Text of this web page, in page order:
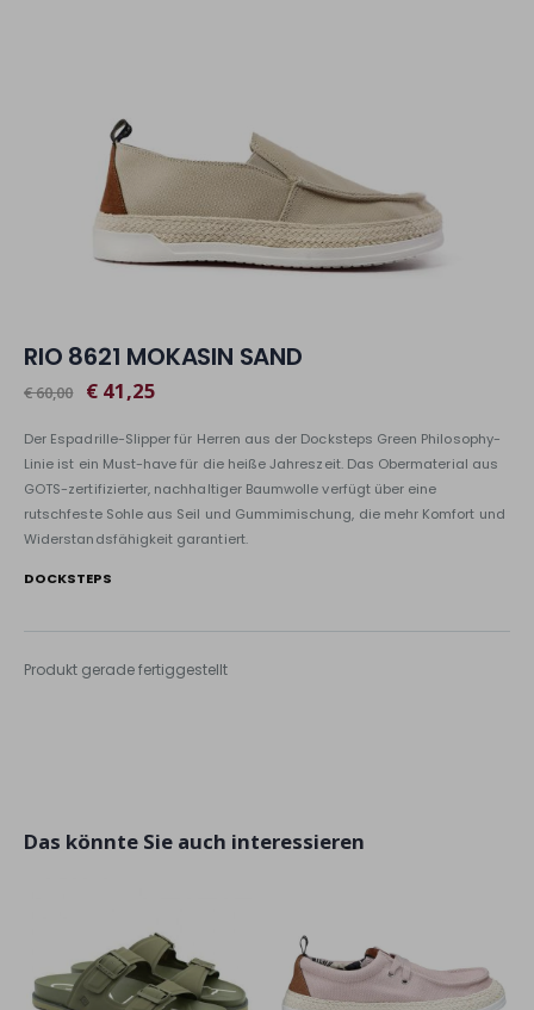
RIO 8621 MOKASIN SAND
€ 60,00 € 41,25
Der Espadrille-Slipper für Herren aus der Docksteps Green Philosophy-
Linie ist ein Must-have für die heiße Jahreszeit. Das Obermaterial aus
GOTS-zertifizierter, nachhaltiger Baumwolle verfügt über eine
rutschfeste Sohle aus Seil und Gummimischung, die mehr Komfort und
Widerstandsfähigkeit garantiert.
DOCKSTEPS
Produkt gerade fertiggestellt
Das könnte Sie auch interessieren